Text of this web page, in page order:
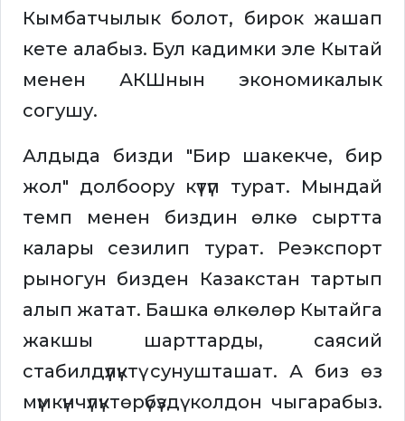
Кымбатчылык болот, бирок жашап
кете алабыз. Бул кадимки эле Кытай
менен АКШнын экономикалык
согушу.
Алдыда бизди "Бир шакекче, бир
жол" долбоору күтүп турат. Мындай
темп менен биздин өлкө сыртта
калары сезилип турат. Реэкспорт
рыногун бизден Казакстан тартып
алып жатат. Башка өлкөлөр Кытайга
жакшы шарттарды, саясий
стабилдүүлүктү сунушташат. А биз өз
мүмкүнчүлүктөрүбүздү колдон чыгарабыз.